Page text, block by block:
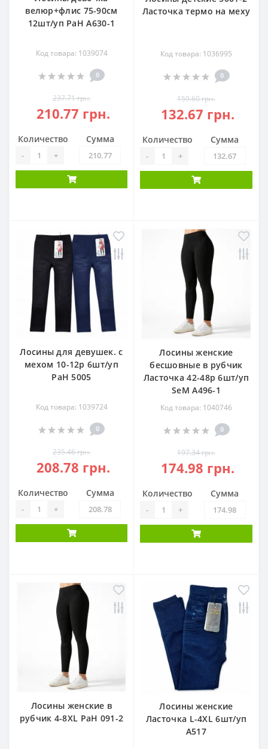
велюр+флис 75-90см
12шт/уп РаН А630-1
Код товара: 1039074
0
237.71 грн.
210.77 грн.
Количество
- +
Сумма
Ласточка термо на меху
Код товара: 1036995
0
159.60 грн.
132.67 грн.
Количество
- +
Сумма
Лосины для девушек. с
мехом 10-12р 6шт/уп
РаН 5005
Код товара: 1039724
0
235.46 грн.
208.78 грн.
Количество
- +
Сумма
Лосины женские
бесшовные в рубчик
Ласточка 42-48р 6шт/уп
SeM А496-1
Код товара: 1040746
0
197.34 грн.
174.98 грн.
Количество
- +
Сумма
Лосины женские в
рубчик 4-8XL PaH 091-2
Лосины женские
Ласточка L-4XL 6шт/уп
А517